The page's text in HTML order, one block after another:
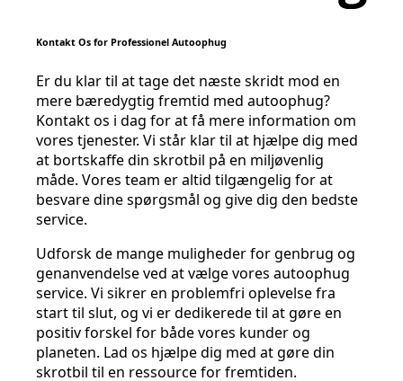
Kontakt Os for Professionel Autoophug
Er du klar til at tage det næste skridt mod en
mere bæredygtig fremtid med autoophug?
Kontakt os i dag for at få mere information om
vores tjenester. Vi står klar til at hjælpe dig med
at bortskaffe din skrotbil på en miljøvenlig
måde. Vores team er altid tilgængelig for at
besvare dine spørgsmål og give dig den bedste
service.
Udforsk de mange muligheder for genbrug og
genanvendelse ved at vælge vores autoophug
service. Vi sikrer en problemfri oplevelse fra
start til slut, og vi er dedikerede til at gøre en
positiv forskel for både vores kunder og
planeten. Lad os hjælpe dig med at gøre din
skrotbil til en ressource for fremtiden.